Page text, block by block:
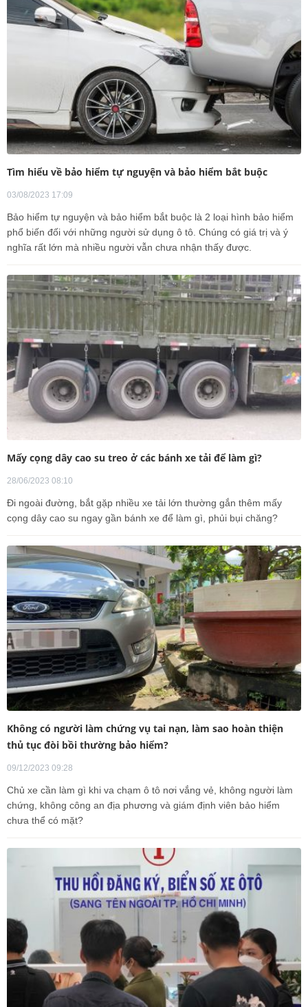
Tìm hiểu về bảo hiểm tự nguyện và bảo hiểm bắt buộc
03/08/2023 17:09
Bảo hiểm tự nguyện và bảo hiểm bắt buộc là 2 loại hình bảo hiểm
phổ biến đối với những người sử dụng ô tô. Chúng có giá trị và ý
nghĩa rất lớn mà nhiều người vẫn chưa nhận thấy được.
Mấy cọng dây cao su treo ở các bánh xe tải để làm gì?
28/06/2023 08:10
Đi ngoài đường, bắt gặp nhiều xe tải lớn thường gắn thêm mấy
cọng dây cao su ngay gần bánh xe để làm gì, phủi bụi chăng?
Không có người làm chứng vụ tai nạn, làm sao hoàn thiện
thủ tục đòi bồi thường bảo hiểm?
09/12/2023 09:28
Chủ xe cần làm gì khi va chạm ô tô nơi vắng vẻ, không người làm
chứng, không công an địa phương và giám định viên bảo hiểm
chưa thể có mặt?